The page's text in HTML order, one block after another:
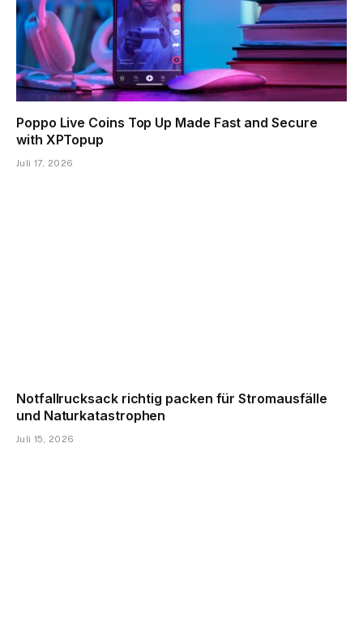
Poppo Live Coins Top Up Made Fast and Secure
with XPTopup
Juli 17, 2026
Notfallrucksack richtig packen für Stromausfälle
und Naturkatastrophen
Juli 15, 2026